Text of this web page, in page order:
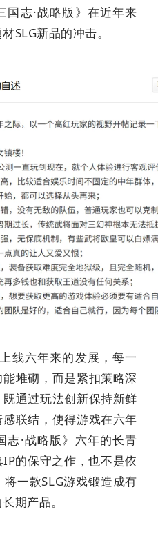
国志·战略版》在近年来
SLG新品的冲击。
线六年来的发展，每一
堆砌，而是紧扣策略深
通过玩法创新保持新鲜
联结，使得游戏在六年
志·战略版》六年的长青
的保守之作，也不是依
一款SLG游戏锻造成有
期产品。